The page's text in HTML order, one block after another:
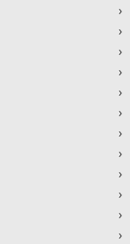
›
›
›
›
›
›
›
›
›
›
›
›